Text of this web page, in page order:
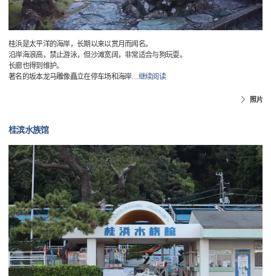
桂浜是太平洋的海岸，长期以来以赏月而闻名。
沿岸海浪高，禁止游泳，但沙滩宽阔，非常适合与狗玩耍。
长廊也得到维护。
著名的坂本龙马雕像矗立在停车场和海岸…继续阅读
照片
桂滨水族馆